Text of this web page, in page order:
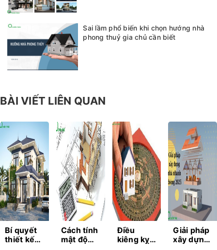
Sai lầm phổ biến khi chọn hướng nhà
phong thuỷ gia chủ cần biết
BÀI VIẾT LIÊN QUAN
Bí quyết
thiết kế
Cách tính
mật độ
Điều
kiêng kỵ
Giải pháp
xây dựng